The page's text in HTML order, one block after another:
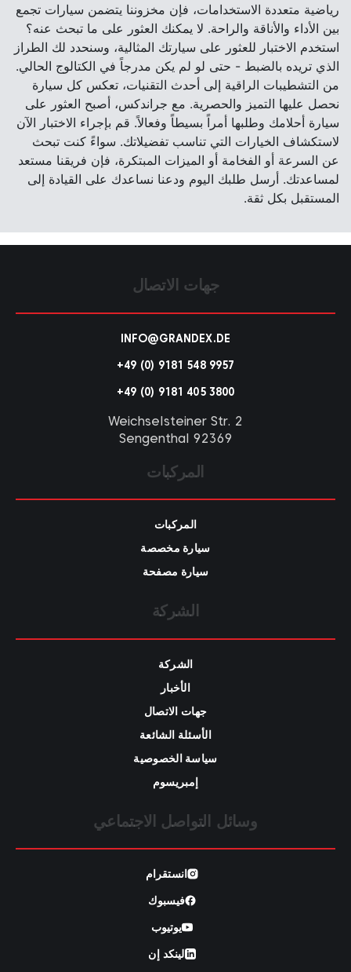
رياضية متعددة الاستخدامات، فإن مخزوننا يتضمن سيارات تجمع
بين الأداء والأناقة والراحة. لا يمكنك العثور على ما تبحث عنه؟
استخدم الاختبار للعثور على سيارتك المثالية، وسنحدد لك الطراز
الذي تريده بالضبط - حتى لو لم يكن مدرجاً في الكتالوج الحالي.
من التشطيبات الراقية إلى أحدث التقنيات، تعكس كل سيارة
نحصل عليها التميز والحصرية. مع جراندكس، أصبح العثور على
سيارة أحلامك وطلبها أمراً بسيطاً وفعالاً. قم بإجراء الاختبار الآن
لاستكشاف الخيارات التي تناسب تفضيلاتك. سواءً كنت تبحث
عن السرعة أو الفخامة أو الميزات المبتكرة، فإن فريقنا مستعد
لمساعدتك. أرسل طلبك اليوم ودعنا نساعدك على القيادة إلى
المستقبل بكل ثقة.
جهات الاتصال
INFO@GRANDEX.DE
+49 (0) 9181 548 9957
+49 (0) 9181 405 3800
Weichselsteiner Str. 2
92369 Sengenthal
المركبات
المركبات
سيارة مخصصة
سيارة مصفحة
الشركة
الشركة
الأخبار
جهات الاتصال
الأسئلة الشائعة
سياسة الخصوصية
إمبريسوم
وسائل التواصل الاجتماعي
انستقرام
فيسبوك
يوتيوب
لينكد إن